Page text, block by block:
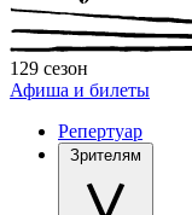
129 сезон
Афиша и билеты
Репертуар
Зрителям